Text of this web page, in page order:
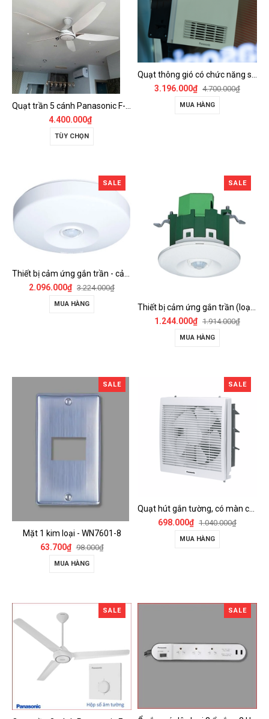
4.400.000₫
TÙY CHỌN
Quạt thông gió có chức năng sưởi ấm, dùng cho phòng tắm - FV-30BZ1
3.196.000₫ 4.700.000₫
MUA HÀNG
SALE
2.096.000₫ 3.224.000₫
MUA HÀNG
SALE
1.244.000₫ 1.914.000₫
MUA HÀNG
SALE
Mặt 1 kim loại - WN7601-8
63.700₫ 98.000₫
MUA HÀNG
SALE
698.000₫ 1.040.000₫
MUA HÀNG
SALE SALE